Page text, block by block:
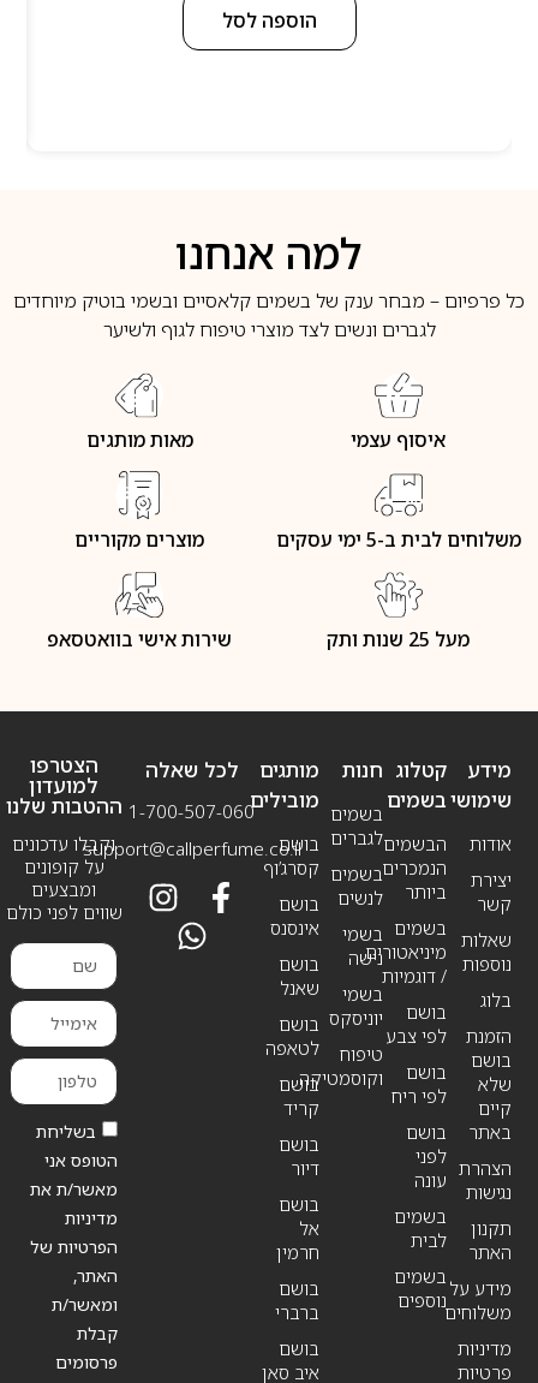
הוספה לסל
למה אנחנו
כל פרפיום – מבחר ענק של בשמים קלאסיים ובשמי בוטיק מיוחדים
לגברים ונשים לצד מוצרי טיפוח לגוף ולשיער
איסוף עצמי מאות מותגים
משלוחים לבית ב-5 ימי עסקים מוצרים מקוריים
מעל 25 שנות ותק שירות אישי בוואטסאפ
מידע
שימושי
אודות
יצירת
קשר
שאלות
נוספות
בלוג
הזמנת
בושם
שלא
קיים
באתר
הצהרת
נגישות
תקנון
האתר
מידע על
משלוחים
מדיניות
פרטיות
חנות
בשמים
לגברים
בשמים
לנשים
בשמי
נישה
בשמי
יוניסקס
טיפוח
וקוסמטיקה
קטלוג
בשמים
הבשמים
הנמכרים
ביותר
בשמים
מיניאטורים
/ דוגמיות
בושם
לפי צבע
בושם
לפי ריח
בושם
לפני
עונה
בשמים
לבית
בשמים
נוספים
מותגים
מובילים
בושם
קסרג’וף
בושם
אינסנס
בושם
שאנל
בושם
לטאפה
בושם
קריד
בושם
דיור
בושם
אל
חרמין
בושם
ברברי
בושם
איב סאן
לכל שאלה
1-700-507-060
support@callperfume.co.il
הצטרפו
למועדון
ההטבות שלנו
וקבלו עדכונים
על קופונים
ומבצעים
שווים לפני כולם
בשליחת
הטופס אני
מאשר/ת את
מדיניות
הפרטיות של
האתר,
ומאשר/ת
קבלת
פרסומים